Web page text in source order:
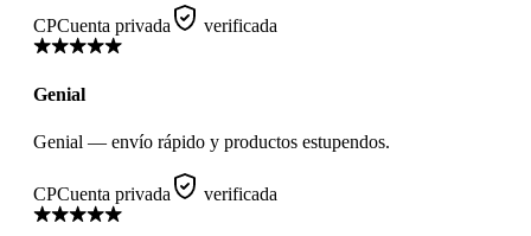
CPCuenta privada verificada
Genial
Genial — envío rápido y productos estupendos.
CPCuenta privada verificada